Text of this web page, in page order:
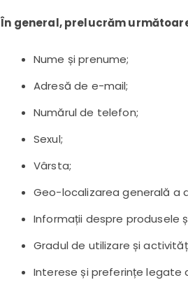
În general, prelucrăm
Nume și prenume;
Adresă de e-mail;
Numărul de telefon;
Sexul;
Vârsta;
Geo-localizarea generală a
Informații despre produsele
Gradul de utilizare și
Interese și preferințe legate